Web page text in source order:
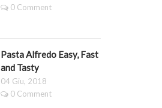
0 Comment
Pasta Alfredo Easy, Fast
and Tasty
04 Giu, 2018
0 Comment